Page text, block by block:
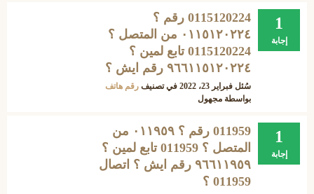
1
إجابة
0115120224 رقم ؟
۰۱۱٥۱۲۰۲۲٤ من المتصل ؟
0115120224 تابع لمين ؟
۹٦٦۱۱٥۱۲۰۲۲٤ رقم ايش ؟
سُئل فبراير 23، 2022 في تصنيف رقم هاتف
بواسطة مجهول
1
إجابة
011959 رقم ؟ ٠١١٩٥٩ من
المتصل ؟ 011959 تابع لمين ؟
۹٦٦١١٩٥٩ رقم ايش ؟ اتصال
011959 ؟